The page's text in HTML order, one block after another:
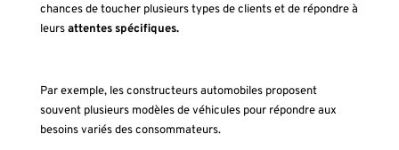
chances de toucher plusieurs types de clients et de répondre à
leursattentes spécifiques.
Par exemple, les constructeurs automobiles proposent
souvent plusieurs modèles de véhicules pour répondre aux
besoins variés des consommateurs.